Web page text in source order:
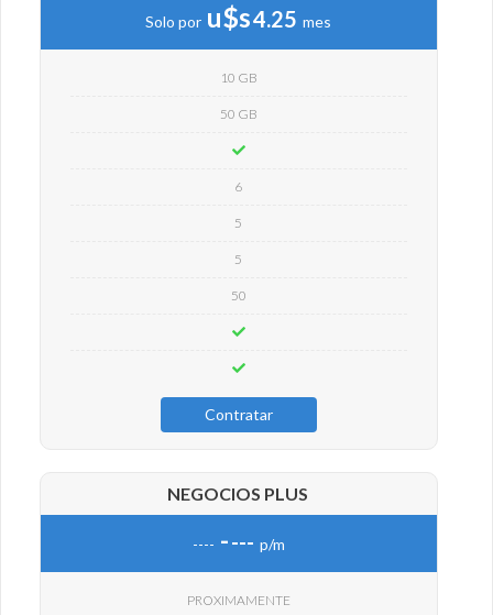
Solo por u$s4.25 mes
10 GB
50 GB
6
5
5
50
Contratar
NEGOCIOS PLUS
---- ---- p/m
PROXIMAMENTE